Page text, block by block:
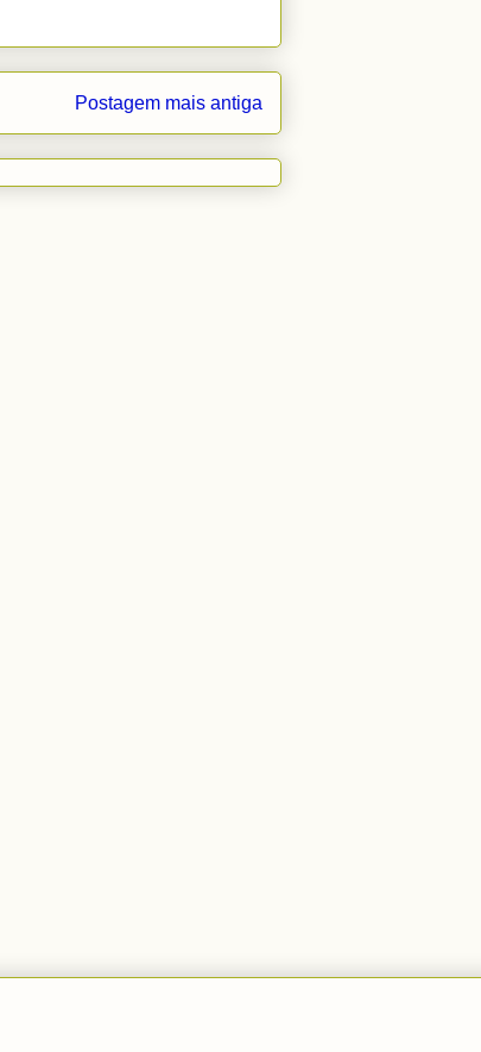
Postagem mais antiga